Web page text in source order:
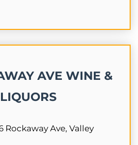
AVE WINE &
LIQUORS
Rockaway Ave, Valley